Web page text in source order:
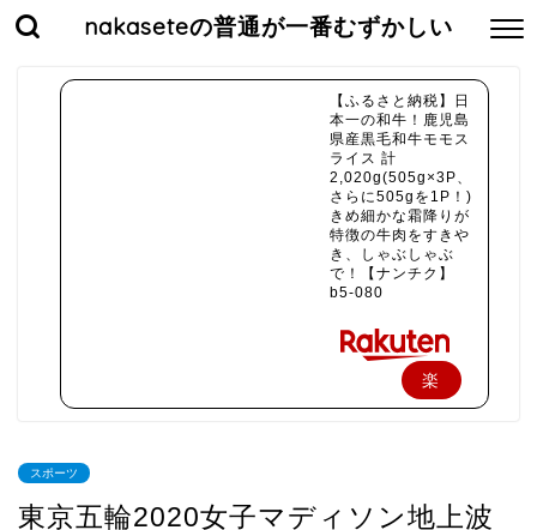
nakaseteの普通が一番むずかしい
【ふるさと納税】日
本一の和牛！鹿児島
県産黒毛和牛モモス
ライス 計
2,020g(505g×3P、
さらに505gを1P！)
きめ細かな霜降りが
特徴の牛肉をすきや
き、しゃぶしゃぶ
で！【ナンチク】
b5-080
楽
スポーツ
東京五輪2020女子マディソン地上波